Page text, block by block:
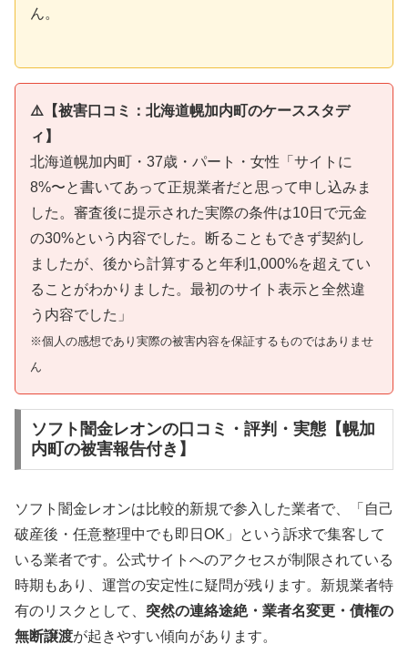
ん。
⚠️【被害口コミ：北海道幌加内町のケーススタデ
ィ】
北海道幌加内町・37歳・パート・女性「サイトに
8%〜と書いてあって正規業者だと思って申し込みま
した。審査後に提示された実際の条件は10日で元金
の30%という内容でした。断ることもできず契約し
ましたが、後から計算すると年利1,000%を超えてい
ることがわかりました。最初のサイト表示と全然違
う内容でした」
※個人の感想であり実際の被害内容を保証するものではありませ
ん
ソフト闇金レオンの口コミ・評判・実態【幌加
内町の被害報告付き】
ソフト闇金レオンは比較的新規で参入した業者で、「自己
破産後・任意整理中でも即日OK」という訴求で集客して
いる業者です。公式サイトへのアクセスが制限されている
時期もあり、運営の安定性に疑問が残ります。新規業者特
有のリスクとして、 突然の連絡途絶・業者名変更・債権の
無断譲渡が起きやすい傾向があります。